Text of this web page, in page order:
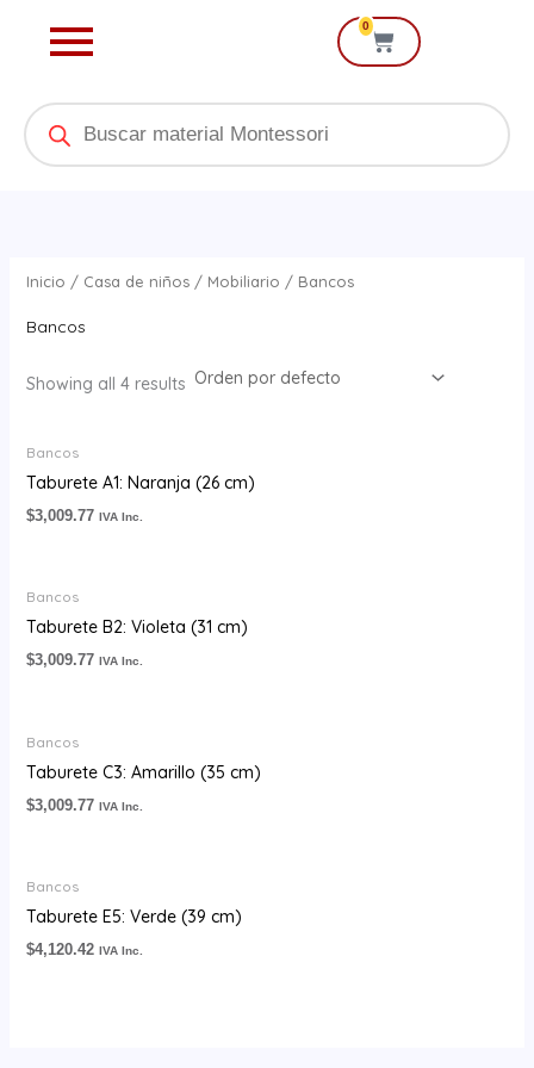
0
Cart
Products
search
Inicio / Casa de niños/ Mobiliario / Bancos
Bancos
Showing all 4 results
Bancos
Taburete A1: Naranja (26 cm)
$3,009.77 IVA Inc.
Bancos
Taburete B2: Violeta (31 cm)
$3,009.77 IVA Inc.
Bancos
Taburete C3: Amarillo (35 cm)
$3,009.77 IVA Inc.
Bancos
Taburete E5: Verde (39 cm)
$4,120.42 IVA Inc.